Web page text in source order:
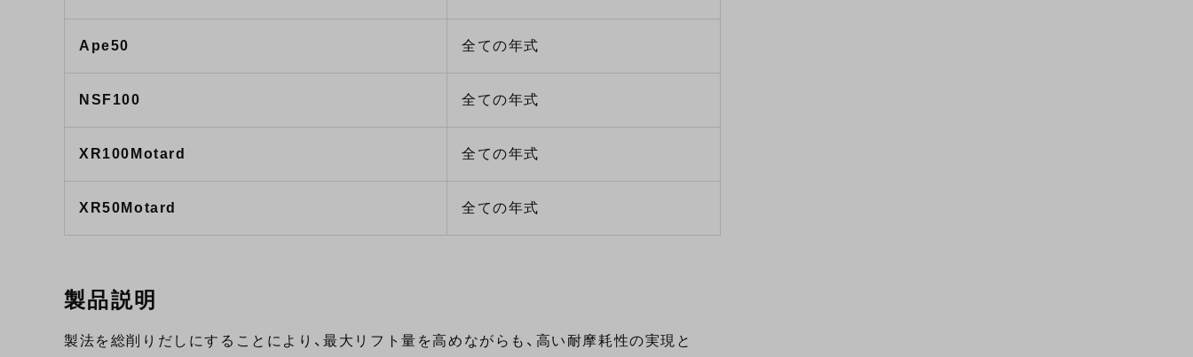
Ape50 全ての年式
NSF100 全ての年式
XR100Motard 全ての年式
XR50Motard 全ての年式
製品説明
製法を総削りだしにすることにより、最大リフト量を高めながらも、高い耐摩耗性の実現と